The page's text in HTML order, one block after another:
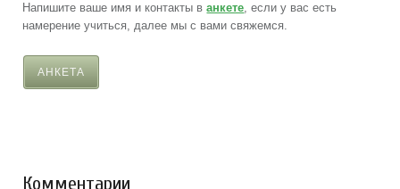
Напишите ваше имя и контакты ванкете, если у вас есть
намерение учиться, далее мы с вами свяжемся.
АНКЕТА
Комментарии